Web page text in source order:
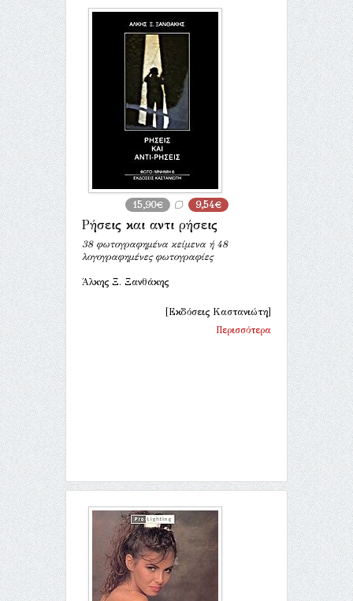
15,90€ 9,54€
Ρήσεις και αντι ρήσεις
38 φωτογραφημένα κείμενα ή 48
λογογραφημένες φωτογραφίες
Άλκης Ξ. Ξανθάκης
[Εκδόσεις Καστανιώτη]
Περισσότερα